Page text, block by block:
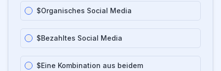
$Organisches Social Media
$Bezahltes Social Media
$Eine Kombination aus beidem